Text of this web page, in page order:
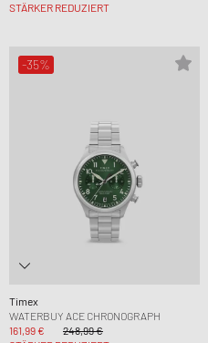
STÄRKER REDUZIERT
-35%
Timex
WATERBUY ACE CHRONOGRAPH
161,99 €
248,99 €